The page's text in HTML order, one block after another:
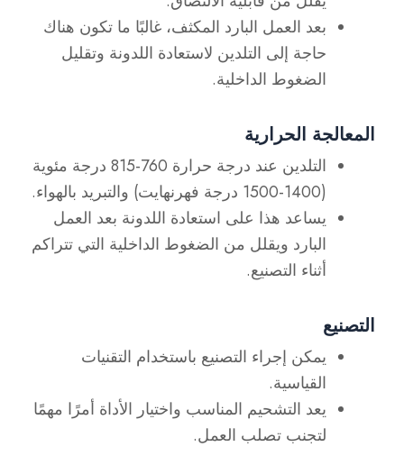
بعد العمل البارد المكثف، غالبًا ما تكون هناك
حاجة إلى التلدين لاستعادة اللدونة وتقليل
الضغوط الداخلية.
المعالجة الحرارية
التلدين عند درجة حرارة 760-815 درجة مئوية
(1400-1500 درجة فهرنهايت) والتبريد بالهواء.
يساعد هذا على استعادة اللدونة بعد العمل
البارد ويقلل من الضغوط الداخلية التي تتراكم
أثناء التصنيع.
التصنيع
يمكن إجراء التصنيع باستخدام التقنيات
القياسية.
يعد التشحيم المناسب واختيار الأداة أمرًا مهمًا
لتجنب تصلب العمل.